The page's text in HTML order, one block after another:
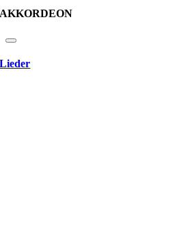
AKKORDEON
Lieder